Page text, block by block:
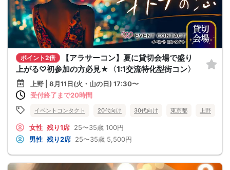
ポイント2倍
【アラサーコン】夏に貸切会場で盛り
上がる♡初参加の方必見★〈1:1交流特化型街コン〉
上野 | 8月11日(火・山の日) 17:30〜
受付終了まで20時間
イベントコンタクト 20代向け 30代向け 東京都 上野
女性 残り1席 25〜35歳 100円
男性 残り2席 25〜35歳 5,500円